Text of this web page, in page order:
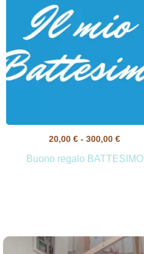
20,00€ - 300,00€
Buono regalo BATTESIMO